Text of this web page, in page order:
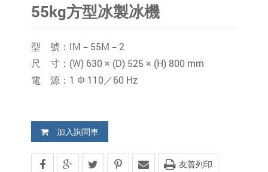
55kg方型冰製冰機
型 號：IM－55M－2
尺 寸：(W) 630 × (D) 525 × (H) 800 mm
電 源：1 Φ 110／60 Hz
加入詢問車
友善列印